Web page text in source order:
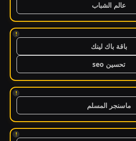
عالم الشباب
!
باقة باك لينك
تحسين seo
!
ماسنجر المسلم
!